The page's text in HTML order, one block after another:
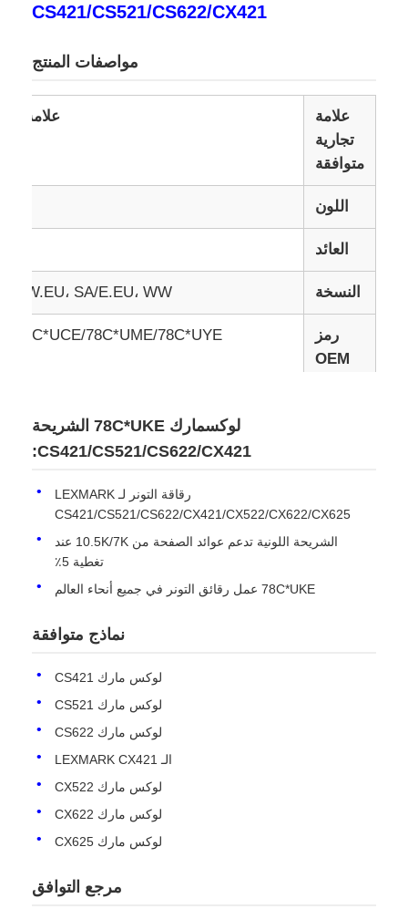
CS421/CS521/CS622/CX421
مواصفات المنتج
علامة
تجارية
متوافقة
علامة
اللون
العائد
النسخة NA/W.EU، SA/E.EU، WW، مقياس
رمز
OEM
78C*UCE/78C*UME/78C*UYE
CS622/CX421/CX522/CX622/CX625
لوكسمارك 78C*UKE الشريحة
CS421/CS521/CS622/CX421:
رقاقة التونر لـ LEXMARK
CS421/CS521/CS622/CX421/CX522/CX622/CX625
الشريحة اللونية تدعم عوائد الصفحة من 10.5K/7K عند
تغطية 5٪
78C*UKE عمل رقائق التونر في جميع أنحاء العالم
نماذج متوافقة
لوكس مارك CS421
لوكس مارك CS521
لوكس مارك CS622
الـ LEXMARK CX421
لوكس مارك CX522
لوكس مارك CX622
لوكس مارك CX625
مرجع التوافق